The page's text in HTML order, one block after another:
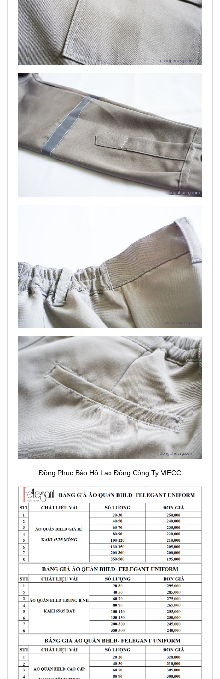
Đồng Phục Bảo Hộ Lao Động Công Ty VIECC